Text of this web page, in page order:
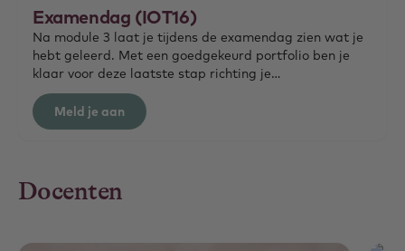
Examendag (IOT16)
Na module 3 laat je tijdens de examendag zien wat je
hebt geleerd. Met een goedgekeurd portfolio ben je
klaar voor deze laatste stap richting je
eindbeoordeling. Schrijf je apart in voor de examendag
en rond je opleiding met vertrouwen af!
Meld je aan
Docenten